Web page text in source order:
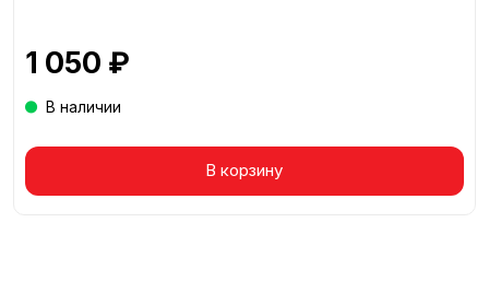
Товар в корзине
1 050 ₽
В наличии
В корзину